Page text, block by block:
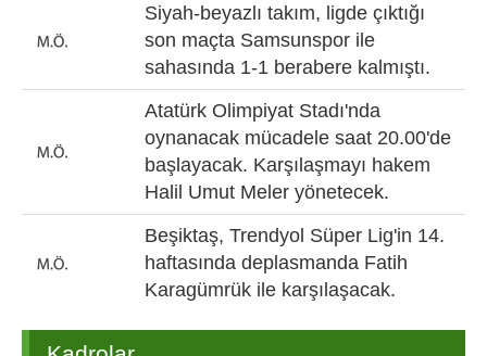
Siyah-beyazlı takım, ligde çıktığı
son maçta Samsunspor ile
sahasında 1-1 berabere kalmıştı.
Atatürk Olimpiyat Stadı'nda
oynanacak mücadele saat 20.00'de
başlayacak. Karşılaşmayı hakem
Halil Umut Meler yönetecek.
Beşiktaş, Trendyol Süper Lig'in 14.
haftasında deplasmanda Fatih
Karagümrük ile karşılaşacak.